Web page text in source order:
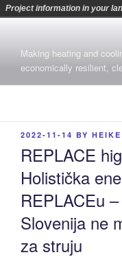
contentMaking heating and
economically resilient,
POSTED
2022-11-14 BY
REPLACE
Holistička
REPLACEu
Slovenija ne
za struju
Project information in your